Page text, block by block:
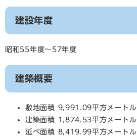
建設年度
昭和55年度～57年度
建築概要
敷地面積 9,991.09平方メートル
建築面積 1,874.53平方メートル
延べ面積 8,419.99平方メートル